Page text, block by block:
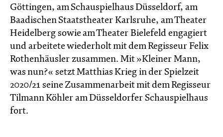
Göttingen, am Schauspielhaus Düsseldorf, am
Baadischen Staatstheater Karlsruhe, am Theater
Heidelberg sowie am Theater Bielefeld engagiert
und arbeitete wiederholt mit dem Regisseur Felix
Rothenhäusler zusammen. Mit »Kleiner Mann,
was nun?« setzt Matthias Krieg in der Spielzeit
2020/21 seine Zusammenarbeit mit dem Regisseur
Tilmann Köhler am Düsseldorfer Schauspielhaus
fort.